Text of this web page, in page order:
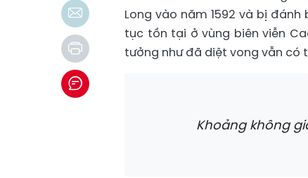
Long vào năm 1592 và bị
tục tồn tại ở vùng biên viễn
tưởng như đã diệt vong vẫn có
Khoảng không